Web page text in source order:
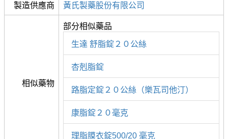
製造供應商 黃氏製藥股份有限公司
相似藥物
部分相似藥品
生達 舒脂錠２０公絲
杏剋脂錠
路脂定錠２０公絲（樂瓦司他汀）
康脂錠２０毫克
理脂膜衣錠500/20 毫克